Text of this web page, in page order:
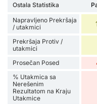
Ostala Statistika
Napravljeno Prekršaja
/ utakmici
Prekršaja Protiv /
utakmici
Prosečan Posed
% Utakmica sa
Nerešenim
Rezultatom na Kraju
Utakmice